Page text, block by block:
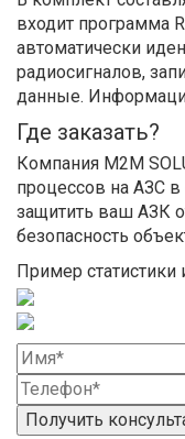
входит программа
автоматически
радиосигналов,
данные.
Где заказать?
Компания M2M
процессов на АЗС
защитить ваш АЗК
безопасность
Пример
Получить